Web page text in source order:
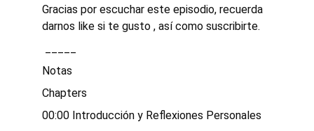
Gracias por escuchar este episodio, recuerda
darnos like si te gusto , así como suscribirte.
Notas
Chapters
00:00 Introducción y Reflexiones Personales